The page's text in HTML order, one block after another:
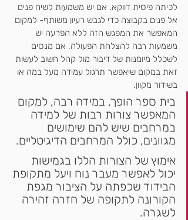
לכיתה פיסית דווקא. אם יש משמעות לשיח פנים
אל פנים בקבוצה כדי לגבש רעיון משותף- למקום
המאפשר את המפגש הזה ללא הפרעה יש
משמעות רבה להצלחת הפעולה. אם מנסים
לשכלל מיומנות של דיבור מול קהל חשוב לעשות
זאת במקום שיאפשר תרגול עמידה מעל במה או
בשידור מקוון.
בית ספר הופך, במידה רבה, למקום
המאפשר צורות רבות של למידה
במרחבים שיש להם שימושים
מגוונים, כולל המרחבים הדיגיטליים.
אימוץ של הצורות הללו בגמישות
יכול לאפשר מעבר נוח ויעל מתקופת
הבידוד שכפתה על הציבור מגפת
הקורונה לתקופה של חזרה זהירה
לשגרה.